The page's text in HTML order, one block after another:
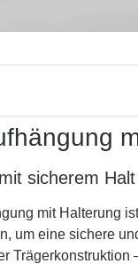
sicherem Halt
mit Halterung
um eine sichere